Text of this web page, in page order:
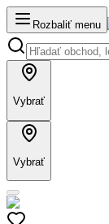
Rozbaliť menu
Vybrať
Vybrať